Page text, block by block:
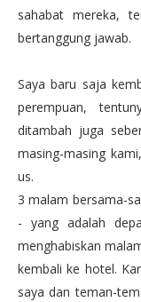
sahabat mereka,
bertanggung jawab.
Saya baru saja
perempuan,
ditambah juga
masing-masing
us.
3 malam bersama-
- yang adalah
menghabiskan
kembali ke hotel.
saya dan teman-